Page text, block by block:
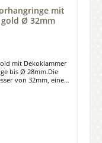
mit
Ø 32mm
mit Dekoklammer
bis Ø 28mm.Die
von 32mm, einen